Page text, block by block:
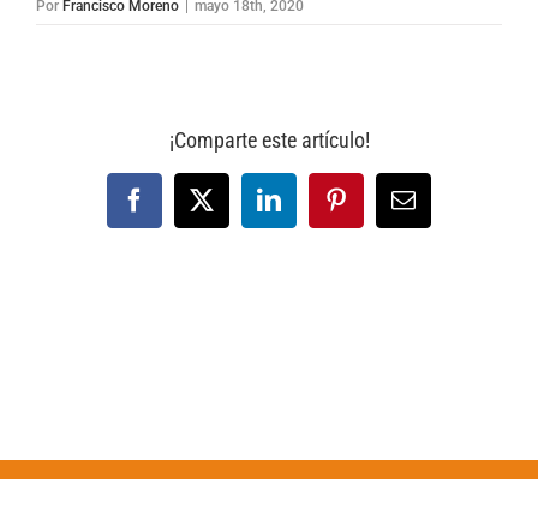
Por Francisco Moreno | mayo 18th, 2020
¡Comparte este artículo!
Facebook
X LinkedInPinterestCorreo
electrónico